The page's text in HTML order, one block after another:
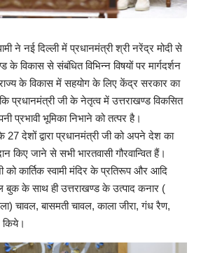
ने नई दिल्ली में प्रधानमंत्री श्री नरेंद्र मोदी से
के विकास से संबंधित विभिन्न विषयों पर मार्गदर्शन
के विकास में सहयोग के लिए केंद्र सरकार का
प्रधानमंत्री जी के नेतृत्व में उत्तराखण्ड विकसित
प्रभावी भूमिका निभाने को तत्पर है।
27 देशों द्वारा प्रधानमंत्री जी को अपने देश का
किए जाने से सभी भारतवासी गौरवान्वित हैं।
को कार्तिक स्वामी मंदिर के प्रतिरूप और आदि
बुक के साथ ही उत्तराखण्ड के उत्पाद कनार (
चावल, बासमती चावल, काला जीरा, गंध रैण,